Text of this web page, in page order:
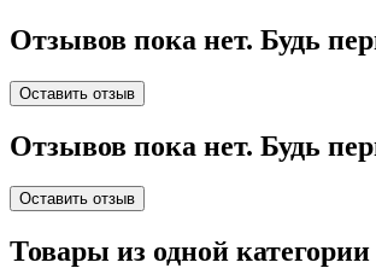
Отзывов пока нет. Будь
Оставить отзыв
Отзывов пока нет. Будь
Оставить отзыв
Товары из одной категории